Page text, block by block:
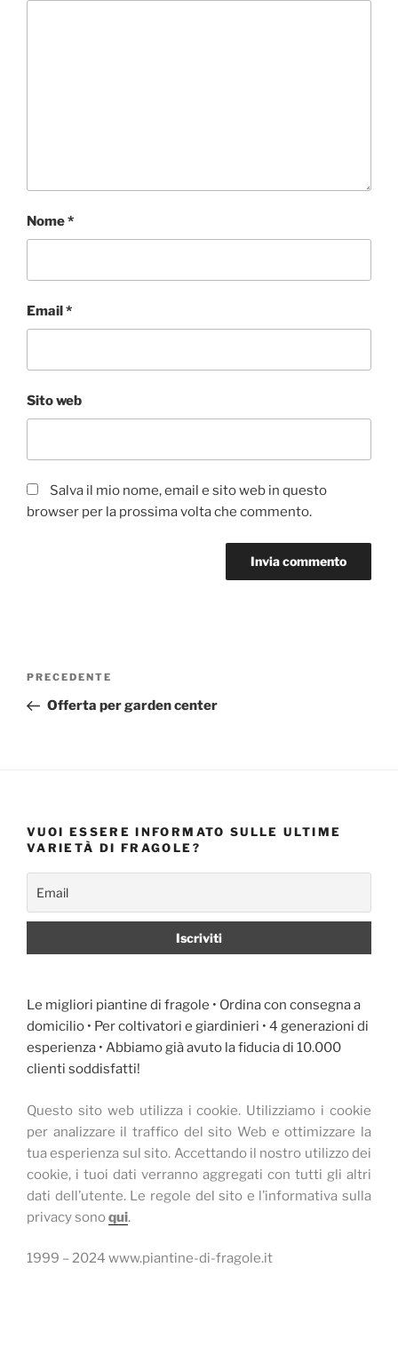
Nome*
Email *
Sito web
Salva il mio nome, email e sito web in questo
browser per la prossima volta che commento.
Navigazione
Articolo
precedente:
PRECEDENTE
Offerta per garden center
VUOI ESSERE INFORMATO SULLE ULTIME
VARIETÀ DI FRAGOLE?
Le migliori piantine di fragole • Ordina con consegna a
domicilio • Per coltivatori e giardinieri • 4 generazioni di
esperienza • Abbiamo già avuto la fiducia di 10.000
clienti soddisfatti!
Questo sito web utilizza i cookie. Utilizziamo i cookie
per analizzare il traffico del sito Web e ottimizzare la
tua esperienza sul sito. Accettando il nostro utilizzo dei
cookie, i tuoi dati verranno aggregati con tutti gli altri
dati dell’utente. Le regole del sito e l’informativa sulla
privacy sonoqui.
1999 – 2024 www.piantine-di-fragole.it